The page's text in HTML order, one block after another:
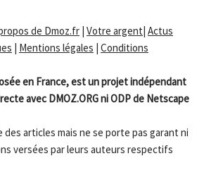
de Dmoz.fr | Votre argent| Actus
| Mentions légales | Conditions
en France, est un projet indépendant
avec DMOZ.ORG ni ODP de Netscape
des articles mais ne se porte pas garant ni
versées par leurs auteurs respectifs